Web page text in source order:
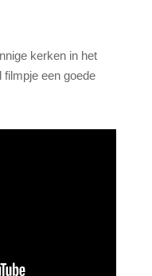
kerken in het
filmpje een goede